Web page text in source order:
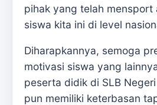
pihak yang telah mensport
siswa kita ini di level
Diharapkannya, semoga
motivasi siswa yang
peserta didik di SLB
pun memiliki keterbasan